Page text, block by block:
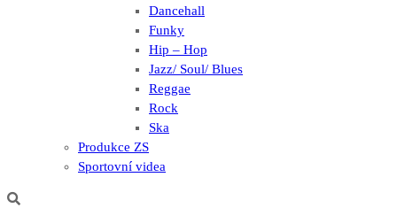
Dancehall
Funky
Hip – Hop
Jazz/ Soul/ Blues
Reggae
Rock
Ska
Produkce ZS
Sportovní videa